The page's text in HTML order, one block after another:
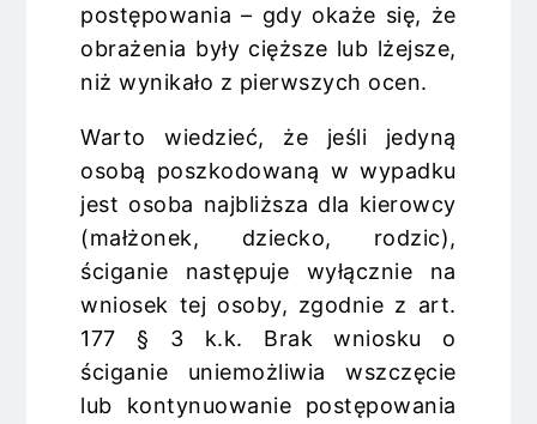
postępowania – gdy okaże się, że
obrażenia były cięższe lub lżejsze,
niż wynikało z pierwszych ocen.
Warto wiedzieć, że jeśli jedyną
osobą poszkodowaną w wypadku
jest osoba najbliższa dla kierowcy
(małżonek, dziecko, rodzic),
ściganie następuje wyłącznie na
wniosek tej osoby, zgodnie z art.
177 § 3 k.k. Brak wniosku o
ściganie uniemożliwia wszczęcie
lub kontynuowanie postępowania